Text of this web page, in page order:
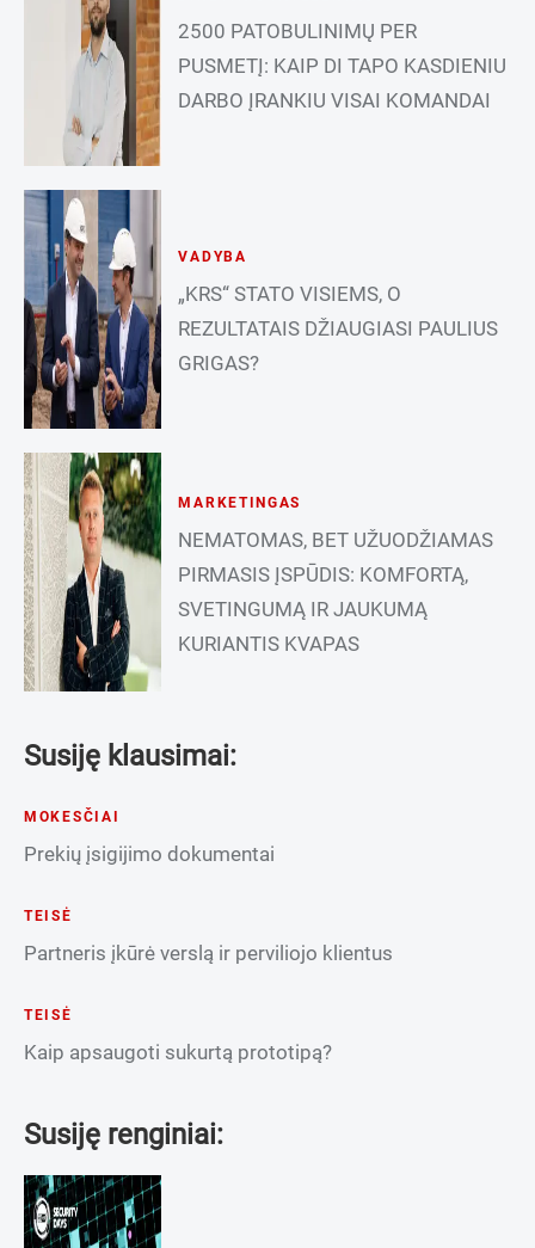
2500 PATOBULINIMŲ PER
PUSMETĮ: KAIP DI TAPO KASDIENIU
DARBO ĮRANKIU VISAI KOMANDAI
VADYBA
„KRS“ STATO VISIEMS, O
REZULTATAIS DŽIAUGIASI PAULIUS
GRIGAS?
MARKETINGAS
NEMATOMAS, BET UŽUODŽIAMAS
PIRMASIS ĮSPŪDIS: KOMFORTĄ,
SVETINGUMĄ IR JAUKUMĄ
KURIANTIS KVAPAS
Susiję klausimai:
MOKESČIAI
Prekių įsigijimo dokumentai
TEISĖ
Partneris įkūrė verslą ir perviliojo klientus
TEISĖ
Kaip apsaugoti sukurtą prototipą?
Susiję renginiai: